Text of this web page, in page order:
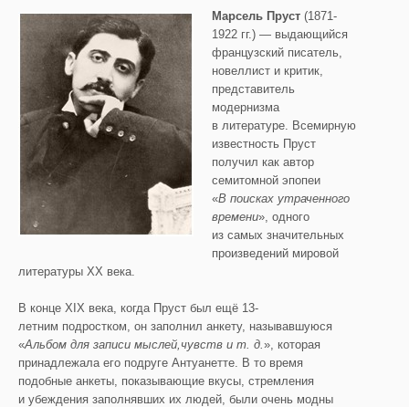
Марсель Пруст (1871-
1922 гг.) — выдающийся
французский писатель,
новеллист и критик,
представитель
модернизма
в литературе. Всемирную
известность Пруст
получил как автор
семитомной эпопеи
«В поисках утраченного
времени», одного
из самых значительных
произведений мировой
литературы XX века.
В конце XIX века, когда Пруст был ещё 13-
летним подростком, он заполнил анкету, называвшуюся
«Альбом для записи мыслей,чувств и т. д.», которая
принадлежала его подруге Антуанетте. В то время
подобные анкеты, показывающие вкусы, стремления
и убеждения заполнявших их людей, были очень модны